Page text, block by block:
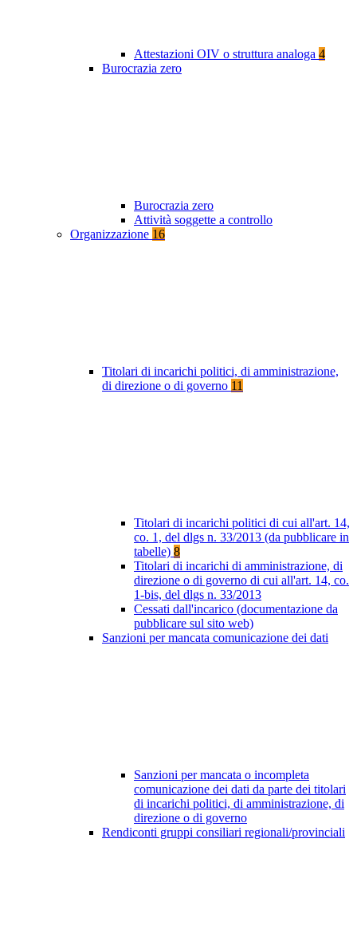
Attestazioni OIV o struttura analoga 4
Burocrazia zero
Burocrazia zero
Attività soggette a controllo
Organizzazione 16
Titolari di incarichi politici, di amministrazione,
di direzione o di governo 11
Titolari di incarichi politici di cui all'art. 14,
co. 1, del dlgs n. 33/2013 (da pubblicare in
tabelle) 8
Titolari di incarichi di amministrazione, di
direzione o di governo di cui all'art. 14, co.
1-bis, del dlgs n. 33/2013
Cessati dall'incarico (documentazione da
pubblicare sul sito web)
Sanzioni per mancata comunicazione dei dati
Sanzioni per mancata o incompleta
comunicazione dei dati da parte dei titolari
di incarichi politici, di amministrazione, di
direzione o di governo
Rendiconti gruppi consiliari regionali/provinciali